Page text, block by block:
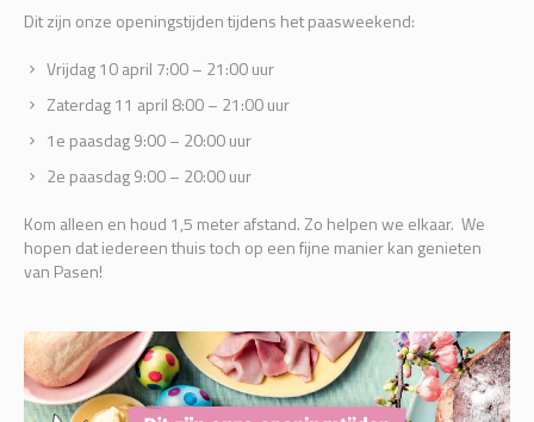
Dit zijn onze openingstijden tijdens het paasweekend:
Vrijdag 10 april 7:00 – 21:00 uur
Zaterdag 11 april 8:00 – 21:00 uur
1e paasdag 9:00 – 20:00 uur
2e paasdag 9:00 – 20:00 uur
Kom alleen en houd 1,5 meter afstand. Zo helpen we elkaar. We
hopen dat iedereen thuis toch op een fijne manier kan genieten
van Pasen!